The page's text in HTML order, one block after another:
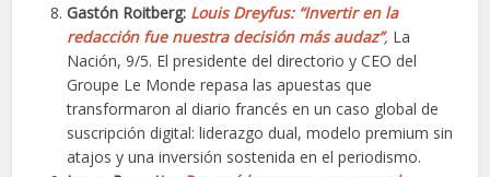
Gastón Roitberg: Louis Dreyfus: “Invertir en la
redacción fue nuestra decisión más audaz”, La
Nación, 9/5. El presidente del directorio y CEO del
Groupe Le Monde repasa las apuestas que
transformaron al diario francés en un caso global de
suscripción digital: liderazgo dual, modelo premium sin
atajos y una inversión sostenida en el periodismo.